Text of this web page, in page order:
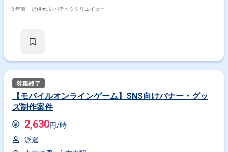
3年前・ 提供元: レバテッククリエイター
【モバイルオンラインゲーム】SNS向けバナー・グッ
ズ制作案件
2,630円/時
派遣
業界で絞り込む
Illustrator × コンシューマーゲーム
特徴で絞り込む
Illustrator × 副業